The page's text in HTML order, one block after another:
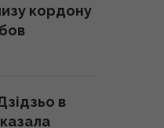
кордону
в